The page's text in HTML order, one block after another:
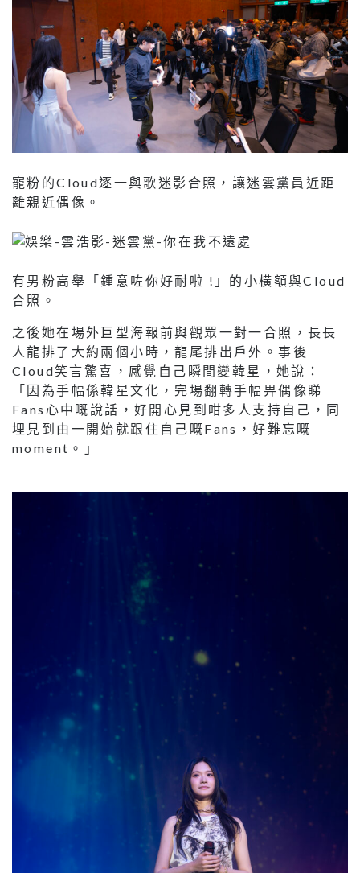
寵粉的Cloud逐一與歌迷影合照，讓迷雲黨員近距
離親近偶像。
有男粉高舉「鍾意咗你好耐啦 !」的小橫額與Cloud
合照。
之後她在場外巨型海報前與觀眾一對一合照，長長
人龍排了大約兩個小時，龍尾排出戶外。事後
Cloud笑言驚喜，感覺自己瞬間變韓星，她說：
「因為手幅係韓星文化，完場翻轉手幅畀偶像睇
Fans心中嘅說話，好開心見到咁多人支持自己，同
埋見到由一開始就跟住自己嘅Fans，好難忘嘅
moment。」